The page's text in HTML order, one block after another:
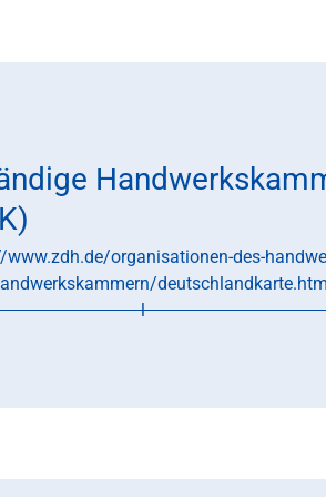
www.zdh.de/organisationen-des-
l